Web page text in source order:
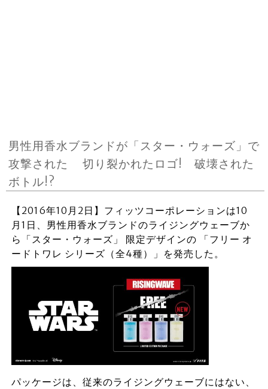
男性用香水ブランドが「スター・ウォーズ」で
攻撃された 切り裂かれたロゴ! 破壊された
ボトル!?
【2016年10月2日】フィッツコーポレーションは10
月1日、男性用香水ブランドのライジングウェーブか
ら「スター・ウォーズ」 限定デザインの 「フリー オ
ードトワレ シリーズ（全4種）」を発売した。
パッケージは、従来のライジングウェーブにはない、